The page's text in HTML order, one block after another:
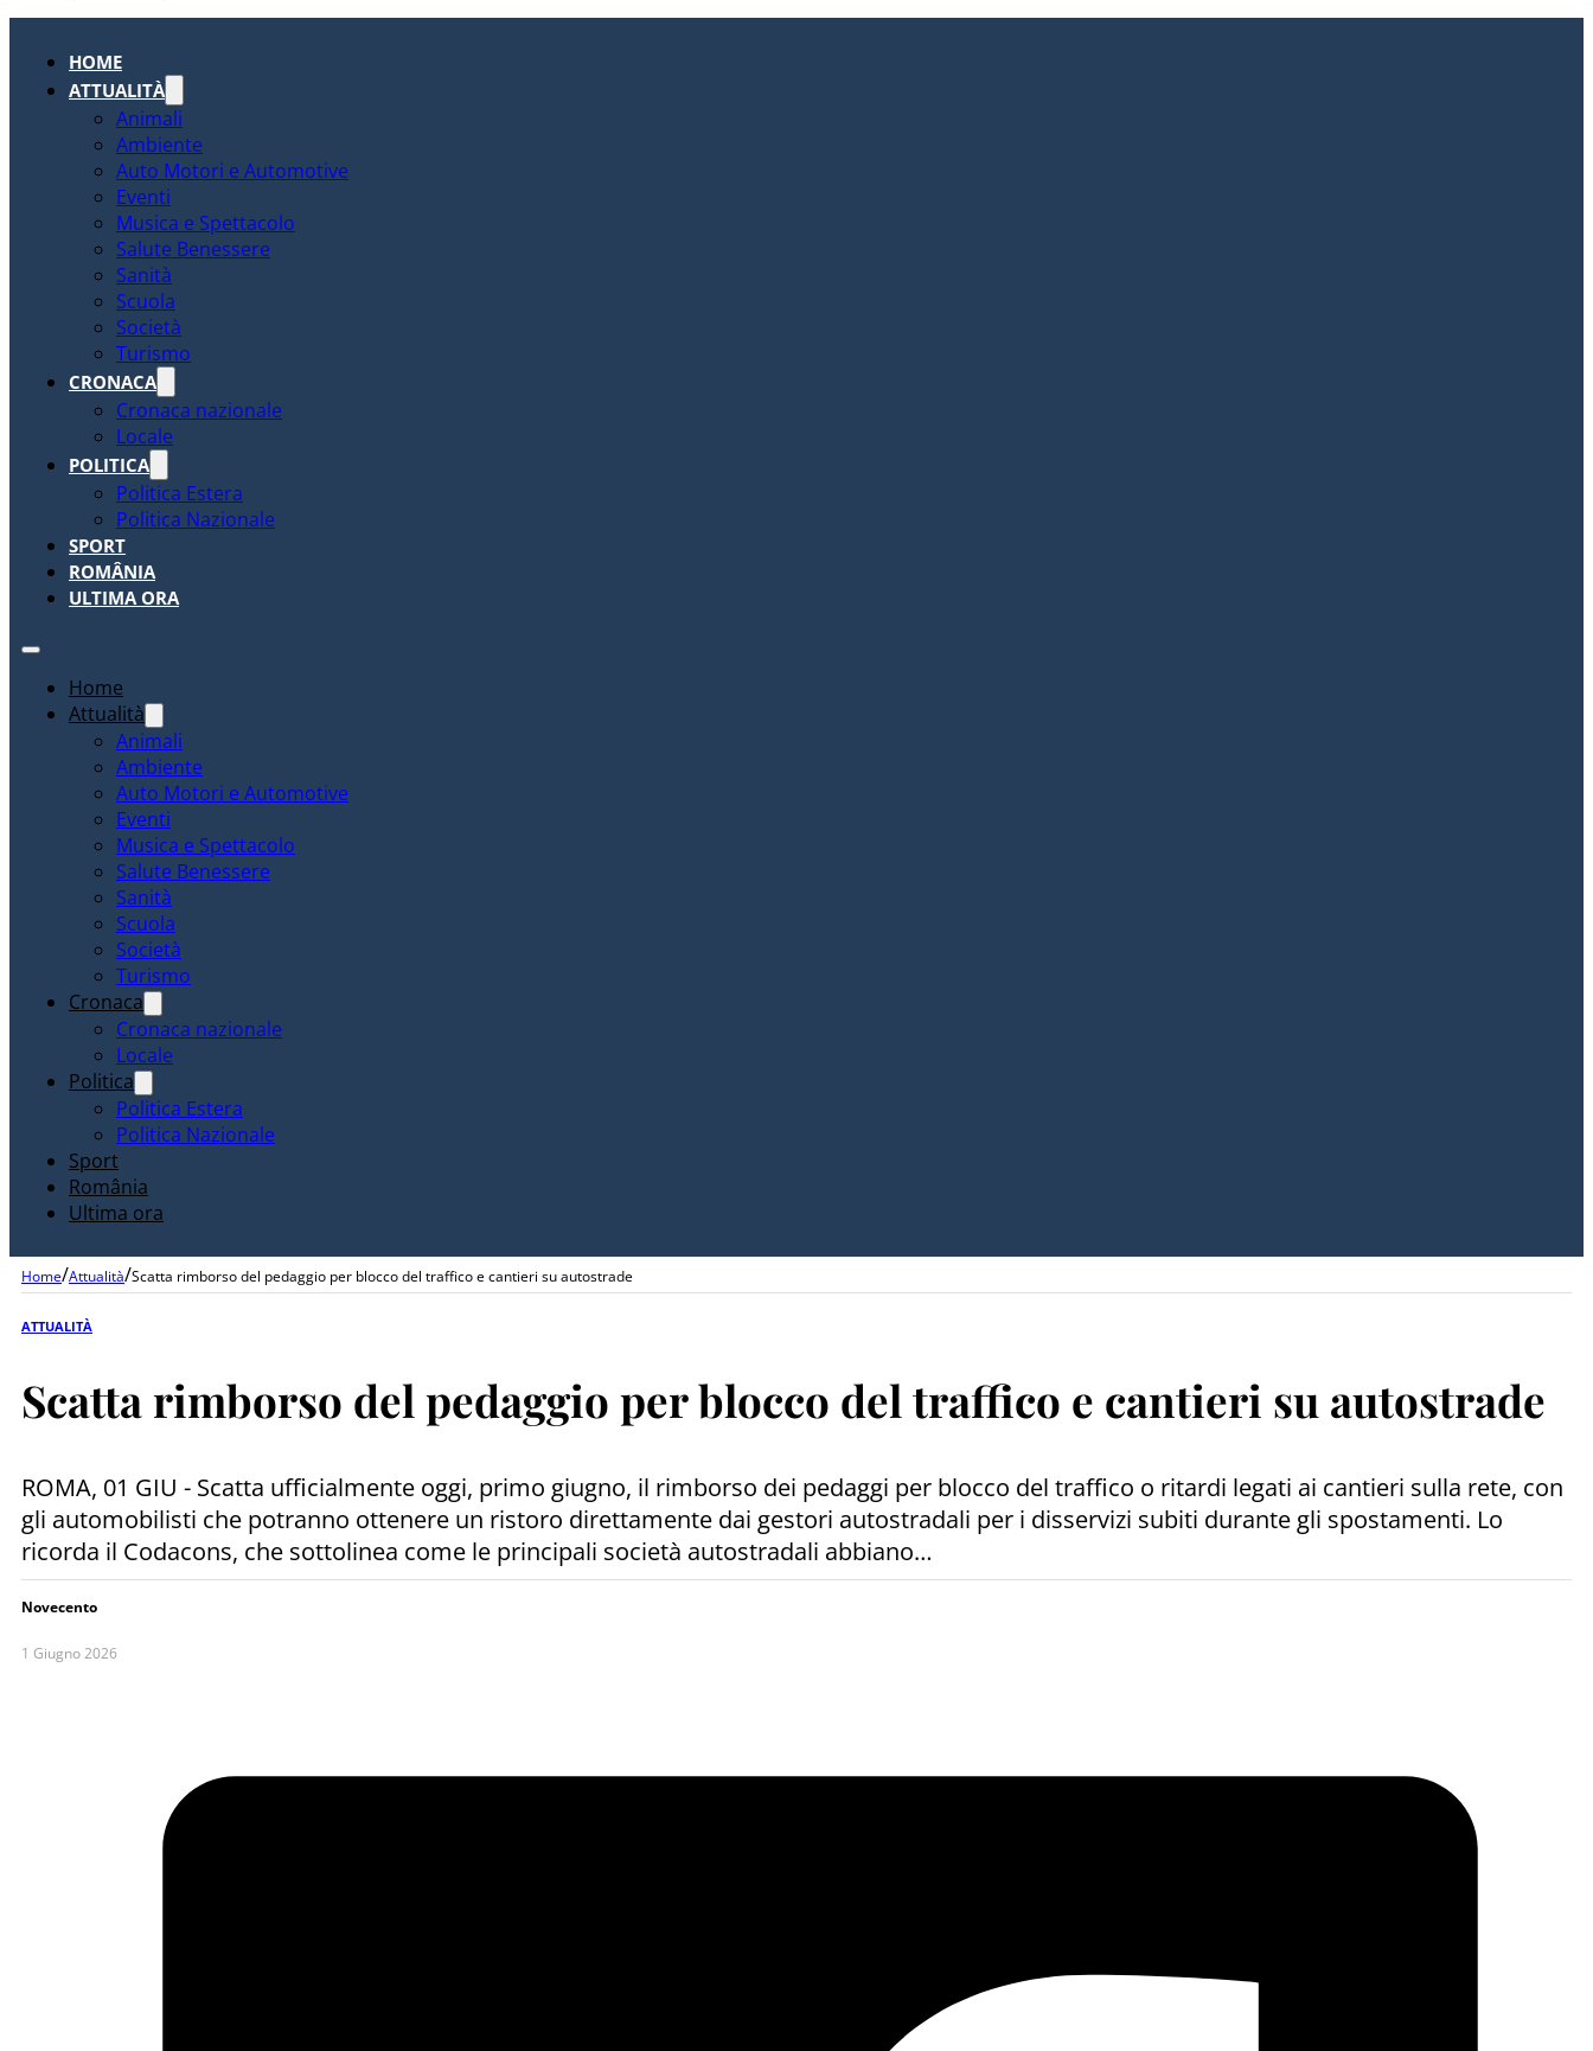
HOME
ATTUALITÀ
Animali
Ambiente
Auto Motori e Automotive
Eventi
Musica e Spettacolo
Salute Benessere
Sanità
Scuola
Società
Turismo
CRONACA
Cronaca nazionale
Locale
POLITICA
Politica Estera
Politica Nazionale
SPORT
ROMÂNIA
ULTIMA ORA
Home
Attualità
Animali
Ambiente
Auto Motori e Automotive
Eventi
Musica e Spettacolo
Salute Benessere
Sanità
Scuola
Società
Turismo
Cronaca
Cronaca nazionale
Locale
Politica
Politica Estera
Politica Nazionale
Sport
România
Ultima ora
Home/Attualità/Scatta rimborso del pedaggio per blocco del traffico e cantieri su autostrade
ATTUALITÀ
Scatta rimborso del pedaggio per blocco del traffico e cantieri su autostrade
ROMA, 01 GIU - Scatta ufficialmente oggi, primo giugno, il rimborso dei pedaggi per blocco del traffico o ritardi legati ai cantieri sulla rete, con
gli automobilisti che potranno ottenere un ristoro direttamente dai gestori autostradali per i disservizi subiti durante gli spostamenti. Lo
ricorda il Codacons, che sottolinea come le principali società autostradali abbiano…
Novecento
1 Giugno 2026